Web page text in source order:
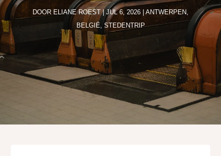
DOOR ELIANE ROEST| JUL 6, 2026 ANTWERPEN
BELGIË STEDENTRIP